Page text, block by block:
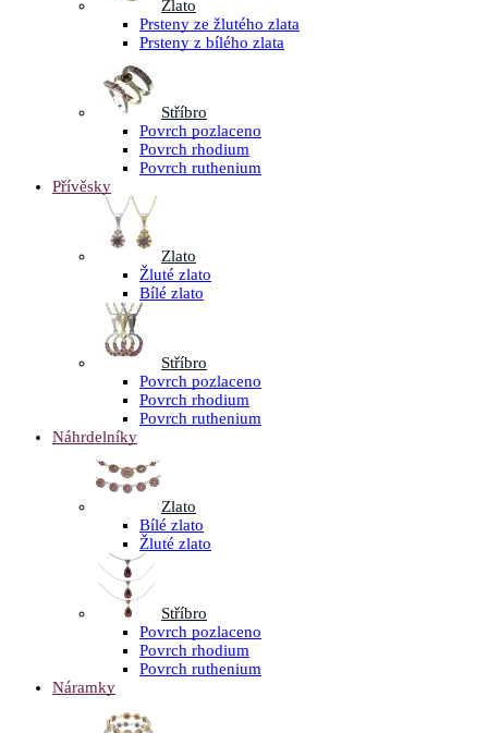
Zlato
Prsteny ze žlutého zlata
Prsteny z bílého zlata
Stříbro
Povrch pozlaceno
Povrch rhodium
Povrch ruthenium
Přívěsky
Zlato
Žluté zlato
Bílé zlato
Stříbro
Povrch pozlaceno
Povrch rhodium
Povrch ruthenium
Náhrdelníky
Zlato
Bílé zlato
Žluté zlato
Stříbro
Povrch pozlaceno
Povrch rhodium
Povrch ruthenium
Náramky